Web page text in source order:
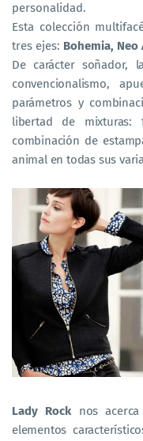
personalidad.
Esta colección
tres ejes: Bohemia, Neo
De carácter soñador,
convencionalismo,
parámetros y
libertad de
combinación de
animal en todas sus
Lady Rocknos
elementos